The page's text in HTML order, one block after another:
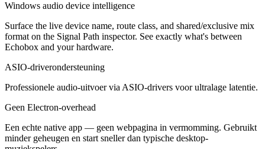
Windows audio device intelligence
Surface the live device name, route class, and shared/exclusive mix
format on the Signal Path inspector. See exactly what's between
Echobox and your hardware.
ASIO-driverondersteuning
Professionele audio-uitvoer via ASIO-drivers voor ultralage latentie.
Geen Electron-overhead
Een echte native app — geen webpagina in vermomming. Gebruikt
minder geheugen en start sneller dan typische desktop-